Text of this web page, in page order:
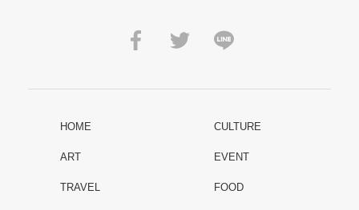
HOME CULTURE
ART EVENT
TRAVEL FOOD